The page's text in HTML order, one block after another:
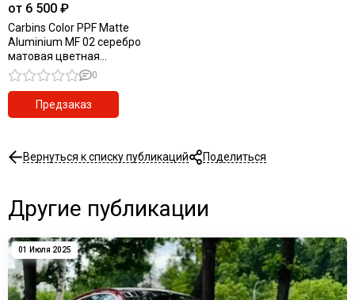
от 6 500 ₽
Carbins Color PPF Matte
Aluminium MF 02 серебро
матовая цветная
полиуретановая защитная
антигравийная пленка
0
Предзаказ
Вернуться к списку публикаций Поделиться
Другие публикации
01 Июля 2025